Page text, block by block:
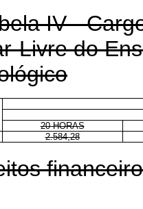
IV -
Livre do
20 HORAS
2.584,28